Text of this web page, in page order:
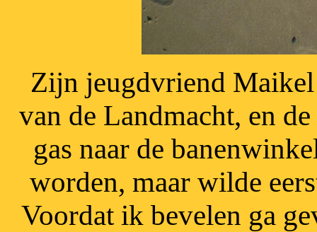
Zijn jeugdvriend
van de Landmacht, en
gas naar de
worden, maar wilde
Voordat ik bevelen ga